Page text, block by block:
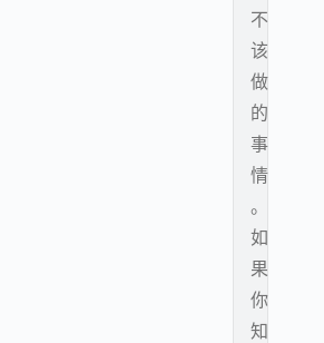
不
该
做
的
事
情
。
如
果
你
知